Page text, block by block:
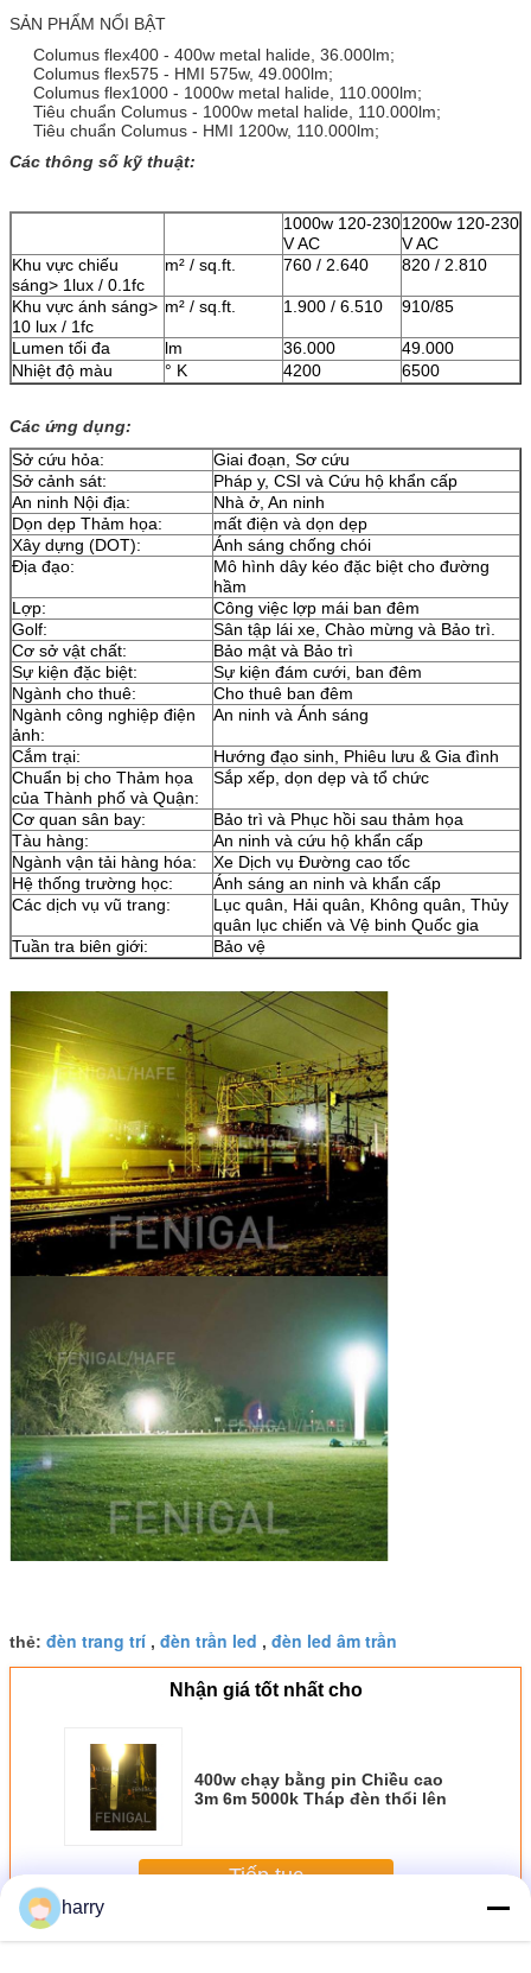
SẢN PHẨM NỔI BẬT
Columus flex400 - 400w metal halide, 36.000lm;
Columus flex575 - HMI 575w, 49.000lm;
Columus flex1000 - 1000w metal halide, 110.000lm;
Tiêu chuẩn Columus - 1000w metal halide, 110.000lm;
Tiêu chuẩn Columus - HMI 1200w, 110.000lm;
Các thông số kỹ thuật:
1000w 120-230
V AC
1200w 120-230
V AC
Khu vực chiếu
sáng> 1lux / 0.1fc
m² / sq.ft. 760 / 2.640 820 / 2.810
Khu vực ánh sáng>
10 lux / 1fc
m² / sq.ft. 1.900 / 6.510 910/85
Lumen tối đa lm 36.000
49.000
Nhiệt độ màu
° K 4200 6500
Các ứng dụng:
Sở cứu hỏa:
Giai đoạn, Sơ cứu
Sở cảnh sát:
Pháp y, CSI và Cứu hộ khẩn cấp
An ninh Nội địa:
Nhà ở, An ninh
Dọn dẹp Thảm họa:
mất điện và dọn dẹp
Xây dựng (DOT):
Ánh sáng chống chói
Địa đạo:
Mô hình dây kéo đặc biệt cho đường
hầm
Lợp:
Công việc lợp mái ban đêm
Golf:
Sân tập lái xe, Chào mừng và Bảo trì.
Cơ sở vật chất:
Bảo mật và Bảo trì
Sự kiện đặc biệt:
Sự kiện đám cưới, ban đêm
Ngành cho thuê:
Cho thuê ban đêm
Ngành công nghiệp điện
ảnh:
An ninh và Ánh sáng
Cắm trại:
Hướng đạo sinh, Phiêu lưu & Gia đình
Chuẩn bị cho Thảm họa
của Thành phố và Quận:
Sắp xếp, dọn dẹp và tổ chức
Cơ quan sân bay:
Bảo trì và Phục hồi sau thảm họa
Tàu hàng:
An ninh và cứu hộ khẩn cấp
Ngành vận tải hàng hóa:
Xe Dịch vụ Đường cao tốc
Hệ thống trường học:
Ánh sáng an ninh và khẩn cấp
Các dịch vụ vũ trang:
Lục quân, Hải quân, Không quân, Thủy
quân lục chiến và Vệ binh Quốc gia
Tuần tra biên giới:
Bảo vệ
thẻ: đèn trang trí , đèn trần led , đèn led âm trần
Nhận giá tốt nhất cho
400w chạy bằng pin Chiều cao
3m 6m 5000k Tháp đèn thổi lên
Tiếp tục
HơnTháp bơm hơi
harry